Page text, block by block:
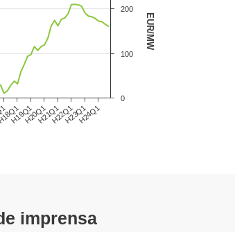
EUR/MW
H19Q1H20Q1H21Q1H22Q1H23Q1H24Q1
0
100
200
imprensa